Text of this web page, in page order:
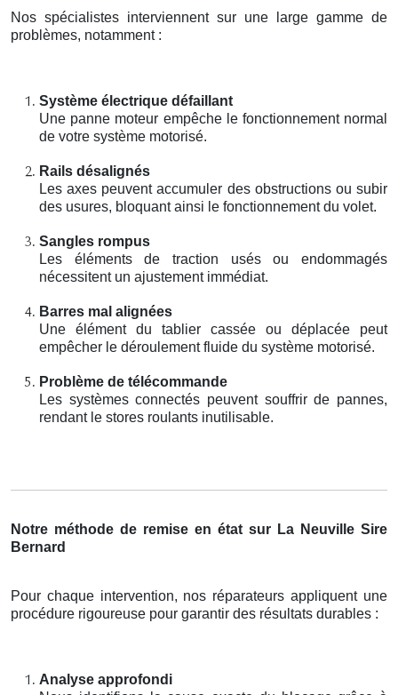
Nos spécialistes interviennent sur une large gamme de
problèmes, notamment :
Système électrique défaillant
Une panne moteur empêche le fonctionnement normal
de votre système motorisé.
Rails désalignés
Les axes peuvent accumuler des obstructions ou subir
des usures, bloquant ainsi le fonctionnement du volet.
Sangles rompus
Les éléments de traction usés ou endommagés
nécessitent un ajustement immédiat.
Barres mal alignées
Une élément du tablier cassée ou déplacée peut
empêcher le déroulement fluide du système motorisé.
Problème de télécommande
Les systèmes connectés peuvent souffrir de pannes,
rendant le stores roulants inutilisable.
Notre méthode de remise en état sur La Neuville Sire
Bernard
Pour chaque intervention, nos réparateurs appliquent une
procédure rigoureuse pour garantir des résultats durables :
Analyse approfondi